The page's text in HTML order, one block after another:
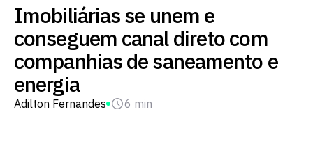
Imobiliárias se unem e
conseguem canal direto com
companhias de saneamento e
energia
Adilton Fernandes 6 min